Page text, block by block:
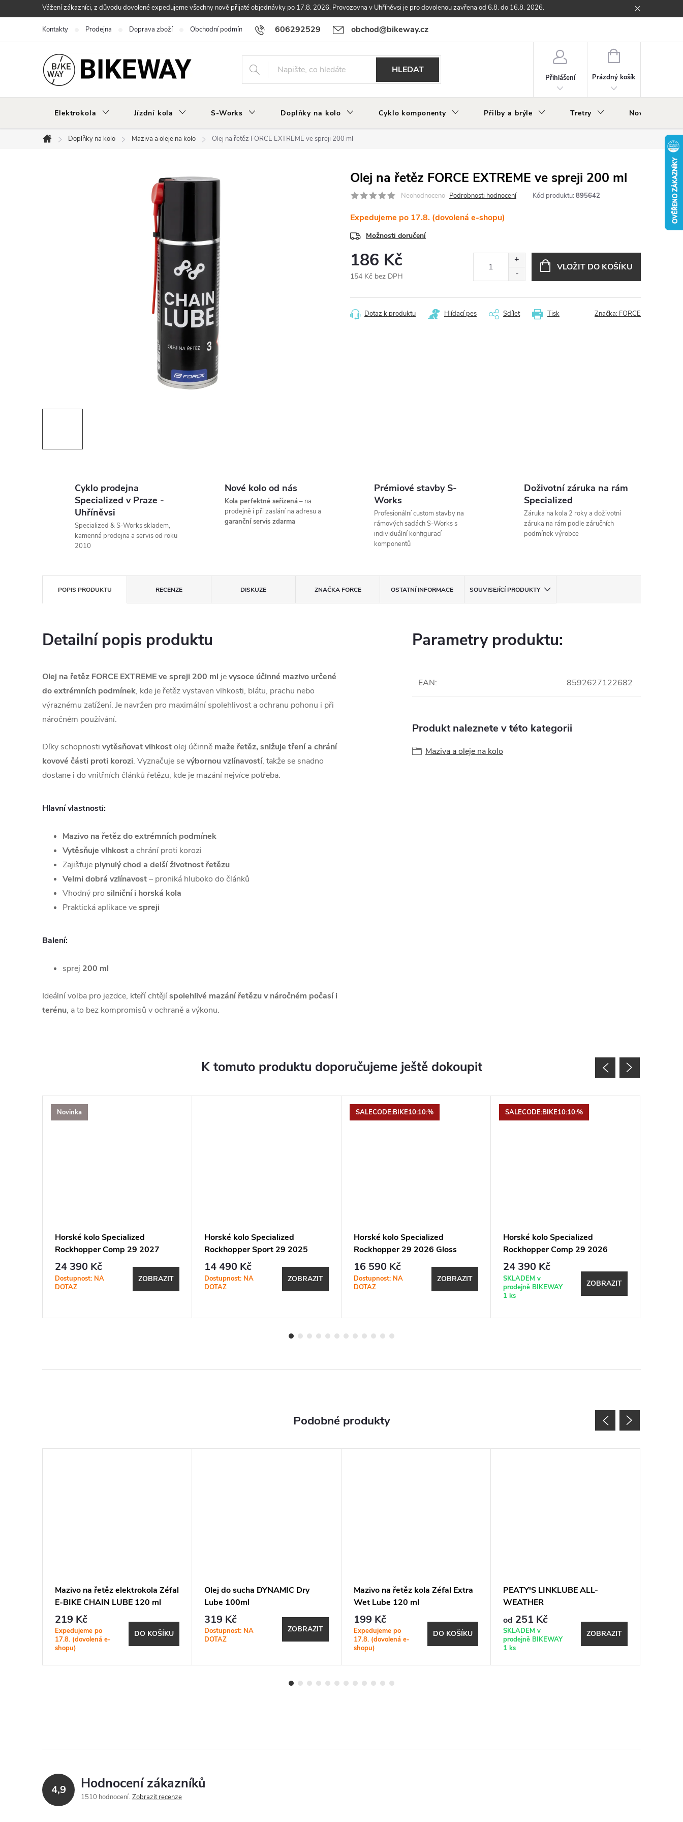
na
Vážení zákazníci, z důvodu dovolené expedujeme všechny nově přijaté objednávky po 17.8. 2026. Provozovna v Uhříněvsi je pro dovolenou zavřena od 6.8. do 16.8. 2026.
606292529 obchod@bikeway.cz
Kontakty Prodejna Doprava zboží Obchodní podmínky Podmínky ochrany osobních údajů Vrácení a reklamace zboží
HLEDAT
Přihlášení
NÁKUPNÍ
Prázdný košík
Elektrokola Jízdní kola S-Works Doplňky na kolo Cyklo komponenty Přilby a brýle Tretry Nově v
Domů
Doplňky na kolo Maziva a oleje na kolo Olej na řetěz FORCE EXTREME ve spreji 200 ml
Olej na řetěz FORCE EXTREME ve spreji 200 ml
Neohodnoceno Podrobnosti hodnocení Kód produktu: 895642
Expedujeme po 17.8. (dovolená e-shopu)
Možnosti doručení
186 Kč
154 Kč bez DPH
cena:
VLOŽIT DO KOŠÍKU
Tisk
Dotaz k produktu Hlídací pes Sdílet Značka: FORCE
Cyklo prodejna
Specialized v Praze -
Uhříněvsi
Specialized & S-Works skladem,
kamenná prodejna a servis od roku
2010
Nové kolo od nás
Kola perfektně seřízená– na
prodejně i při zaslání na adresu a
garanční servis zdarma
Prémiové stavby S-
Works
Profesionální custom stavby na
rámových sadách S-Works s
individuální konfigurací
komponentů
Doživotní záruka na rám
Specialized
Záruka na kola 2 roky a doživotní
záruka na rám podle záručních
podmínek výrobce
POPIS PRODUKTU RECENZE DISKUZE ZNAČKAFORCE OSTATNÍ INFORMACE SOUVISEJÍCÍ PRODUKTY
Detailní popis produktu
Olej na řetěz FORCE EXTREME ve spreji 200 ml jevysoce účinné mazivo určené
do extrémních podmínek, kde je řetěz vystaven vlhkosti, blátu, prachu nebo
výraznému zatížení. Je navržen pro maximální spolehlivost a ochranu pohonu i při
náročném používání.
Díky schopnosti vytěsňovat vlhkostolej účinně maže řetěz, snižuje tření a chrání
kovové části proti korozi. Vyznačuje sevýbornou vzlínavostí, takže se snadno
dostane i do vnitřních článků řetězu, kde je mazání nejvíce potřeba.
Hlavní vlastnosti:
Mazivo na řetěz do extrémních podmínek
Vytěsňuje vlhkost a chrání proti korozi
Zajišťuje plynulý chod a delší životnost řetězu
Velmi dobrá vzlínavost– proniká hluboko do článků
Vhodný pro silniční i horská kola
Praktická aplikace vespreji
Balení:
sprej 200 ml
Ideální volba pro jezdce, kteří chtějíspolehlivé mazání řetězu v náročném počasí i
terénu, a to bez kompromisů v ochraně a výkonu.
Parametry produktu:
EAN: 8592627122682
Produkt naleznete v této kategorii
Maziva a oleje na kolo
K tomuto produktu doporučujeme ještě dokoupit
Novinka
Horské kolo Specialized
Rockhopper Comp 29 2027
Satin Shadow Silver / Silver Dust
24 390 Kč
Dostupnost: NA
DOTAZ
ZOBRAZIT
Horské kolo Specialized
Rockhopper Sport 29 2025
Satin Black Liquid Metal / White
14 490 Kč
Dostupnost: NA
DOTAZ
ZOBRAZIT
SALECODE:BIKE10:10:%
Horské kolo Specialized
Rockhopper 29 2026 Gloss
Obsidian Dune White
16 590 Kč
Dostupnost: NA
DOTAZ
ZOBRAZIT
SALECODE:BIKE10:10:%
Horské kolo Specialized
Rockhopper Comp 29 2026
Satin Mauve Metallic
24 390 Kč
SKLADEM v
prodejně BIKEWAY
1 ks
ZOBRAZIT
Mazivo na řetěz elektrokola Zéfal
E-BIKE CHAIN LUBE 120 ml
219 Kč
Expedujeme po
17.8. (dovolená e-
shopu)
DO KOŠÍKU
Olej do sucha DYNAMIC Dry
Lube 100ml
319 Kč
Dostupnost: NA
DOTAZ
ZOBRAZIT
Mazivo na řetěz kola Zéfal Extra
Wet Lube 120 ml
199 Kč
Expedujeme po
17.8. (dovolená e-
shopu)
DO KOŠÍKU
PEATY'S LINKLUBE ALL-
WEATHER
od 251 Kč
SKLADEM v
prodejně BIKEWAY
1 ks
ZOBRAZIT
4,9 Hodnocení zákazníků
1510 hodnocení Zobrazit recenze